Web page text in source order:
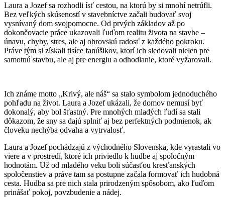
Laura a Jozef sa rozhodli ísť cestou, na ktorú by si mnohí netrúfli.
Bez veľkých skúseností v stavebníctve začali budovať svoj
vysnívaný dom svojpomocne. Od prvých základov až po
dokončovacie práce ukazovali ľuďom realitu života na stavbe –
únavu, chyby, stres, ale aj obrovskú radosť z každého pokroku.
Práve tým si získali tisíce fanúšikov, ktorí ich sledovali nielen pre
samotnú stavbu, ale aj pre energiu a odhodlanie, ktoré vyžarovali.
Ich známe motto „Krivý, ale náš“ sa stalo symbolom jednoduchého
pohľadu na život. Laura a Jozef ukázali, že domov nemusí byť
dokonalý, aby bol šťastný. Pre mnohých mladých ľudí sa stali
dôkazom, že sny sa dajú splniť aj bez perfektných podmienok, ak
človeku nechýba odvaha a vytrvalosť.
Laura a Jozef pochádzajú z východného Slovenska, kde vyrastali vo
viere a v prostredí, ktoré ich priviedlo k hudbe aj spoločným
hodnotám. Už od mladého veku boli súčasťou kresťanských
spoločenstiev a práve tam sa postupne začala formovať ich hudobná
cesta. Hudba sa pre nich stala prirodzeným spôsobom, ako ľuďom
prinášať pokoj, povzbudenie a nádej.